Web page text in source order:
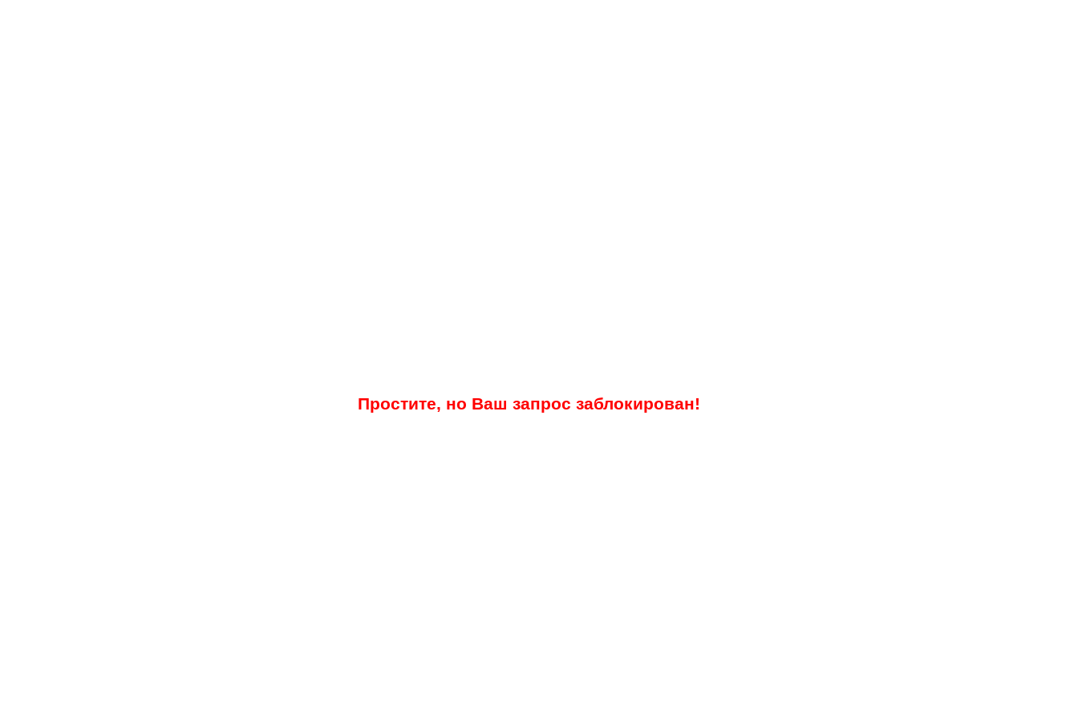
Простите, но Ваш запрос заблокирован!